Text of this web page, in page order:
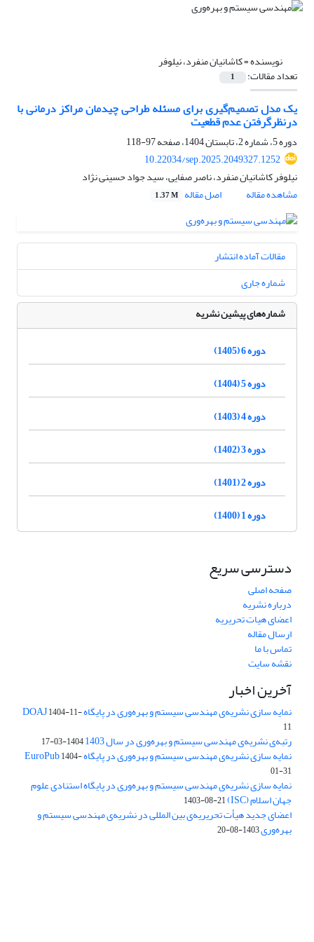
نویسنده =کاشانیان منفرد، نیلوفر
تعداد مقالات: 1
یک مدل تصمیم‌گیری برای مسئله طراحی چیدمان مراکز درمانی با
درنظرگرفتن عدم قطعیت
دوره 5، شماره 2، تابستان 1404، صفحه
97-118
10.22034/sep.2025.2049327.1252
نیلوفر کاشانیان منفرد، ناصر صفایی، سید جواد حسینی نژاد
مشاهده مقاله
اصل مقاله 1.37 M
مقالات آماده انتشار
شماره جاری
شماره‌های پیشین نشریه
دوره 6 (1405)
دوره 5 (1404)
دوره 4 (1403)
دوره 3 (1402)
دوره 2 (1401)
دوره 1 (1400)
دسترسی سریع
صفحه اصلی
درباره نشریه
اعضای هیات تحریریه
ارسال مقاله
تماس با ما
نقشه سایت
آخرین اخبار
نمایه سازی نشریه‌ی مهندسی سیستم و بهره‌وری در پایگاه DOAJ1404-11-
11
رتبه‌ی نشریه‌ی مهندسی سیستم و بهره‌وری در سال 1403 1404-03-17
نمایه سازی نشریه‌ی مهندسی سیستم و بهره‌وری در پایگاه EuroPub1404-
01-31
نمایه سازی نشریه‌ی مهندسی سیستم و بهره‌وری در پایگاه استنادی علوم
جهان اسلام (ISC) 1403-08-21
اعضای جدید هیأت تحریریه‌ی بین المللی در نشریه‌ی مهندسی سیستم و
بهره‌وری1403-08-20